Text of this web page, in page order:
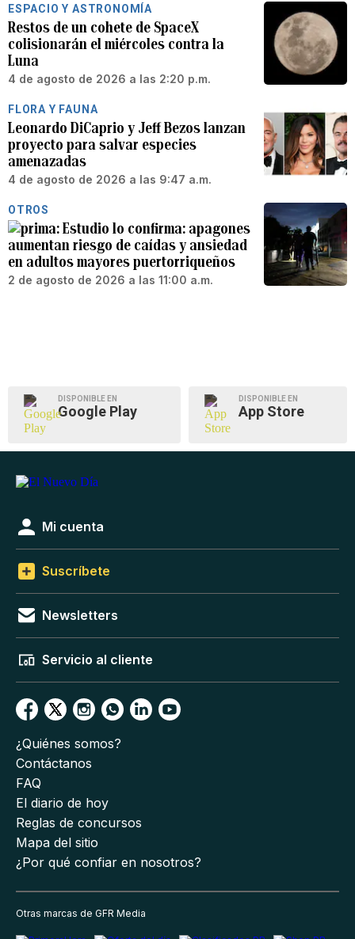
ESPACIO Y ASTRONOMÍA
Restos de un cohete de SpaceX
colisionarán el miércoles contra la
Luna
4 de agosto de 2026 a las 2:20 p.m.
FLORA Y FAUNA
Leonardo DiCaprio y Jeff Bezos lanzan
proyecto para salvar especies
amenazadas
4 de agosto de 2026 a las 9:47 a.m.
OTROS
Estudio lo confirma: apagones
aumentan riesgo de caídas y ansiedad
en adultos mayores puertorriqueños
2 de agosto de 2026 a las 11:00 a.m.
DISPONIBLE EN
Google Play
DISPONIBLE EN
App Store
Mi cuenta
Suscríbete
Newsletters
Servicio al cliente
¿Quiénes somos?
Contáctanos
FAQ
El diario de hoy
Reglas de concursos
Mapa del sitio
¿Por qué confiar en nosotros?
Otras marcas de GFR Media